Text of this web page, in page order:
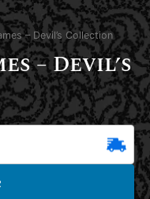
– Devil’s Collection
– Devil’s